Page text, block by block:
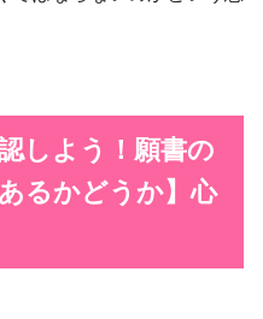
しよう！ 願書の
るかどうか】心